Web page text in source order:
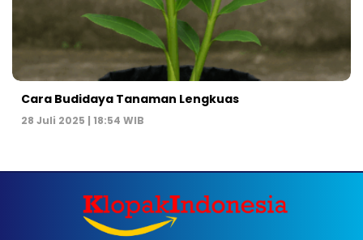
Cara Budidaya Tanaman Lengkuas
28 Juli 2025 | 18:54 WIB